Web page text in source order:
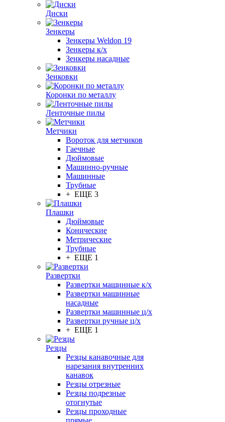
Диски
Зенкеры
Зенкеры Weldon 19
Зенкеры к/х
Зенкеры насадные
Зенковки
Коронки по металлу
Ленточные пилы
Метчики
Вороток для метчиков
Гаечные
Дюймовые
Машинно-ручные
Машинные
Трубные
+ ЕЩЕ 3
Плашки
Дюймовые
Конические
Метрические
Трубные
+ ЕЩЕ 1
Развертки
Развертки машинные к/х
Развертки машинные
насадные
Развертки машинные ц/х
Развертки ручные ц/х
+ ЕЩЕ 1
Резцы
Резцы канавочные для
нарезания внутренних
канавок
Резцы отрезные
Резцы подрезные
отогнутые
Резцы проходные
прямые